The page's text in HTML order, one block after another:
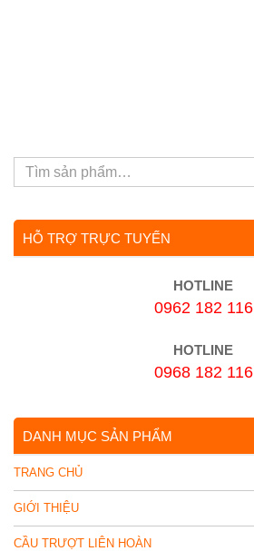
HỖ TRỢ TRỰC TUYẾN
HOTLINE
0962 182 116
HOTLINE
0968 182 116
DANH MỤC SẢN PHẨM
TRANG CHỦ
GIỚI THIỆU
CẦU TRƯỢT LIÊN HOÀN